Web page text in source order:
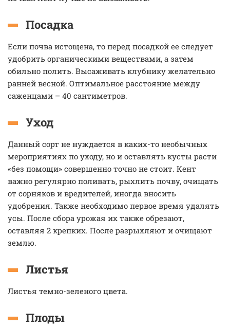
Посадка
Если почва истощена, то перед посадкой ее следует
удобрить органическими веществами, а затем
обильно полить. Высаживать клубнику желательно
ранней весной. Оптимальное расстояние между
саженцами – 40 сантиметров.
Уход
Данный сорт не нуждается в каких-то необычных
мероприятиях по уходу, но и оставлять кусты расти
«без помощи» совершенно точно не стоит. Кент
важно регулярно поливать, рыхлить почву, очищать
от сорняков и вредителей, иногда вносить
удобрения. Также необходимо первое время удалять
усы. После сбора урожая их также обрезают,
оставляя 2 крепких. После разрыхляют и очищают
землю.
Листья
Листья темно-зеленого цвета.
Плоды